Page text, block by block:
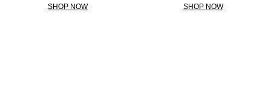
SHOP NOW SHOP NOW